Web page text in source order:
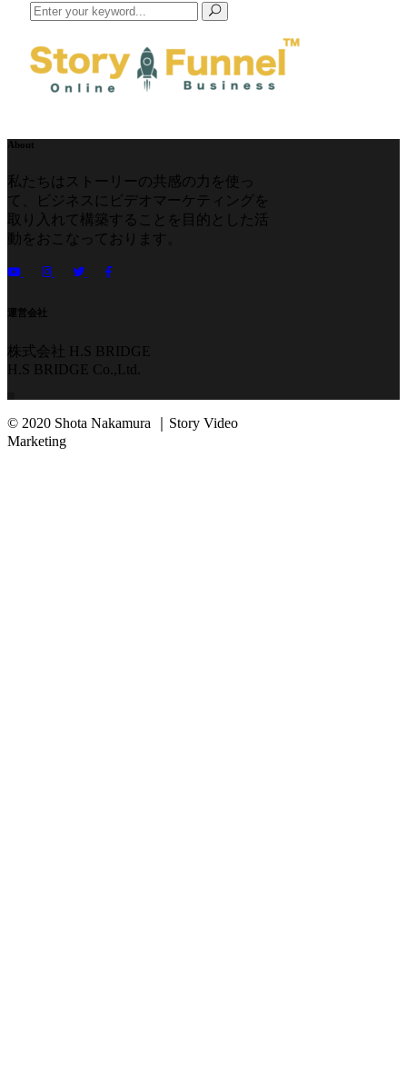
Search
for:
About
私たちはストーリーの共感の力を使っ
て、ビジネスにビデオマーケティングを
取り入れて構築することを目的とした活
動をおこなっております。
運営会社
株式会社 H.S BRIDGE
H.S BRIDGE Co.,Ltd.
© 2020 Shota Nakamura ｜Story Video
Marketing